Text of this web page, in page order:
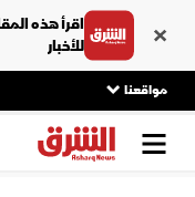
اقرأ هذه
للأخبار
مواقعنا